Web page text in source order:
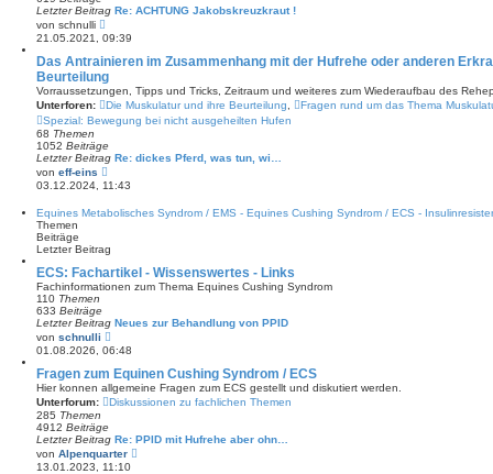
r
g
Letzter Beitrag Re: ACHTUNG Jakobskreuzkraut !
von schnulli
e
u
e
s
t
e
r
B
i
t
r
a
g
21.05.2021, 09:39
Das Antrainieren im Zusammenhang mit der Hufrehe oder anderen
Beurteilung
Vorraussetzungen, Tipps und Tricks, Zeitraum und weiteres zum Wiederaufbau des
Unterforen:
Die Muskulatur und ihre Beurteilung
Fragen rund um das Thema
Spezial: Bewegung bei nicht ausgeheilten Hufen
68 Themen
1052 Beiträge
Letzter Beitrag Re: dickes Pferd, was tun, wi…
von eff-eins
e
u
s
r
e
i
a
g
03.12.2024, 11:43
Equines Metabolisches Syndrom / EMS - Equines Cushing Syndrom / ECS -
Themen
Beiträge
Letzter Beitrag
ECS: Fachartikel - Wissenswertes - Links
Fachinformationen zum Thema Equines Cushing Syndrom
110 Themen
633 Beiträge
Letzter Beitrag Neues zur Behandlung von PPID
von schnulli
e
u
e
s
t
e
e
i
t
01.08.2026, 06:48
Fragen zum Equinen Cushing Syndrom / ECS
Hier konnen allgemeine Fragen zum ECS gestellt und diskutiert werden.
Unterforum:
Diskussionen zu fachlichen Themen
285 Themen
4912 Beiträge
Letzter Beitrag Re: PPID mit Hufrehe aber ohn…
von Alpenquarter
13.01.2023, 11:10